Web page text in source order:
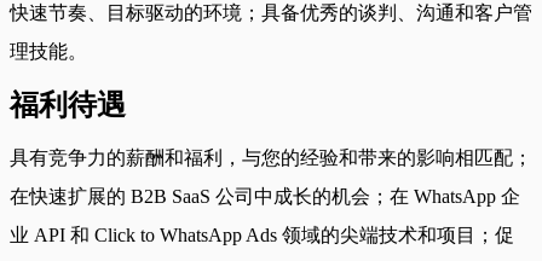
快速节奏、目标驱动的环境；具备优秀的谈判、沟通和客户管
理技能。
福利待遇
具有竞争力的薪酬和福利，与您的经验和带来的影响相匹配；
在快速扩展的 B2B SaaS 公司中成长的机会；在 WhatsApp 企
业 API 和 Click to WhatsApp Ads 领域的尖端技术和项目；促